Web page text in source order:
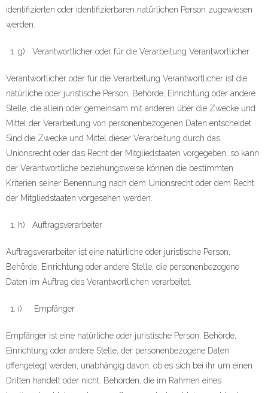
identifizierten oder identifizierbaren natürlichen Person zugewiesen
werden.
g) Verantwortlicher oder für die Verarbeitung Verantwortlicher
Verantwortlicher oder für die Verarbeitung Verantwortlicher ist die
natürliche oder juristische Person, Behörde, Einrichtung oder andere
Stelle, die allein oder gemeinsam mit anderen über die Zwecke und
Mittel der Verarbeitung von personenbezogenen Daten entscheidet.
Sind die Zwecke und Mittel dieser Verarbeitung durch das
Unionsrecht oder das Recht der Mitgliedstaaten vorgegeben, so kann
der Verantwortliche beziehungsweise können die bestimmten
Kriterien seiner Benennung nach dem Unionsrecht oder dem Recht
der Mitgliedstaaten vorgesehen werden.
h) Auftragsverarbeiter
Auftragsverarbeiter ist eine natürliche oder juristische Person,
Behörde, Einrichtung oder andere Stelle, die personenbezogene
Daten im Auftrag des Verantwortlichen verarbeitet.
i) Empfänger
Empfänger ist eine natürliche oder juristische Person, Behörde,
Einrichtung oder andere Stelle, der personenbezogene Daten
offengelegt werden, unabhängig davon, ob es sich bei ihr um einen
Dritten handelt oder nicht. Behörden, die im Rahmen eines